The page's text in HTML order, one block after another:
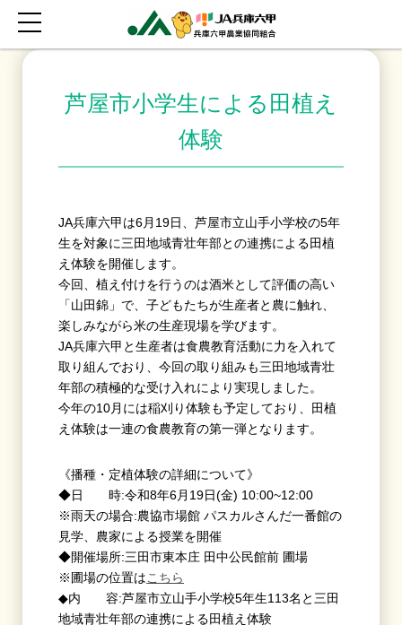
芦屋市小学生による田植え
体験
JA兵庫六甲は6月19日、芦屋市立山手小学校の5年
生を対象に三田地域青壮年部との連携による田植
え体験を開催します。
今回、植え付けを行うのは酒米として評価の高い
「山田錦」で、子どもたちが生産者と農に触れ、
楽しみながら米の生産現場を学びます。
JA兵庫六甲と生産者は食農教育活動に力を入れて
取り組んでおり、今回の取り組みも三田地域青壮
年部の積極的な受け入れにより実現しました。
今年の10月には稲刈り体験も予定しており、田植
え体験は一連の食農教育の第一弾となります。
《播種・定植体験の詳細について》
◆日 時:令和8年6月19日(金) 10:00~12:00
※雨天の場合:農協市場館 パスカルさんだ一番館の
見学、農家による授業を開催
◆開催場所:三田市東本庄 田中公民館前 圃場
※圃場の位置はこちら
◆内 容:芦屋市立山手小学校5年生113名と三田
地域青壮年部の連携による田植え体験